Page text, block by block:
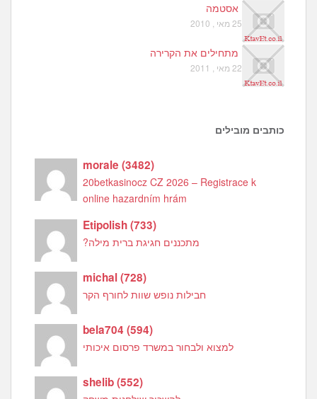
אסטמה
25 מאי , 2010
מתחילים את הקרירה
22 מאי , 2011
כותבים מובילים
morale(3482)
20betkasinocz CZ 2026 – Registrace k
online hazardním hrám
Etipolish(733)
מתכננים חגיגת ברית מילה?
michal(728)
חבילות נופש שוות לחורף הקר
bela704(594)
למצוא ולבחור במשרד פרסום איכותי
shelib(552)